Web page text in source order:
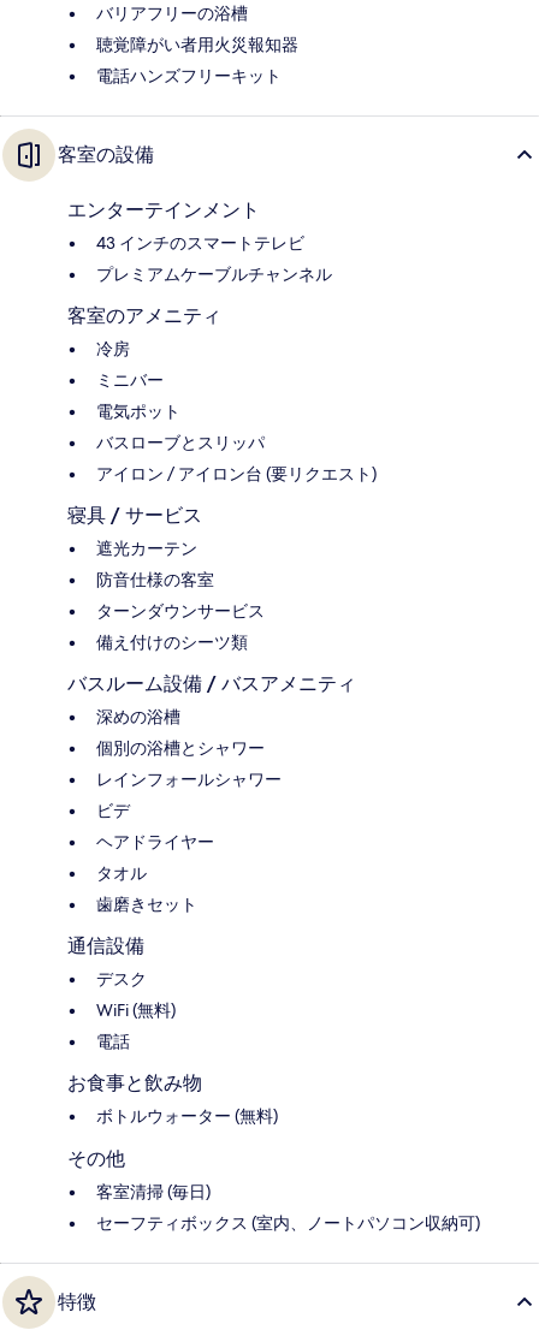
バリアフリーの浴槽
聴覚障がい者用火災報知器
電話ハンズフリーキット
客室の設備
エンターテインメント
43 インチのスマートテレビ
プレミアムケーブルチャンネル
客室のアメニティ
冷房
ミニバー
電気ポット
バスローブとスリッパ
アイロン / アイロン台 (要リクエスト)
寝具 / サービス
遮光カーテン
防音仕様の客室
ターンダウンサービス
備え付けのシーツ類
バスルーム設備 / バスアメニティ
深めの浴槽
個別の浴槽とシャワー
レインフォールシャワー
ビデ
ヘアドライヤー
タオル
歯磨きセット
通信設備
デスク
WiFi (無料)
電話
お食事と飲み物
ボトルウォーター (無料)
その他
客室清掃 (毎日)
セーフティボックス (室内、ノートパソコン収納可)
特徴